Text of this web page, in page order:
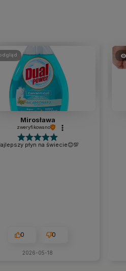
Mirosława
zweryfikowano
płyn na świecie😊💯
0 0
2026-05-18